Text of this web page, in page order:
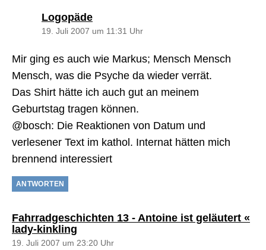
Logopädesagt:
19. Juli 2007 um 11:31 Uhr
Mir ging es auch wie Markus; Mensch Mensch
Mensch, was die Psyche da wieder verrät.
Das Shirt hätte ich auch gut an meinem
Geburtstag tragen können.
@bosch: Die Reaktionen von Datum und
verlesener Text im kathol. Internat hätten mich
brennend interessiert
ANTWORTEN
Fahrradgeschichten 13 - Antoine ist geläutert «
lady-kinkling
19. Juli 2007 um 23:20 Uhr